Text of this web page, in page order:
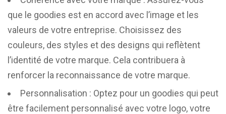
que le goodies est en accord avec l’image et les
valeurs de votre entreprise. Choisissez des
couleurs, des styles et des designs qui reflètent
l’identité de votre marque. Cela contribuera à
renforcer la reconnaissance de votre marque.
Personnalisation : Optez pour un goodies qui peut
être facilement personnalisé avec votre logo, votre